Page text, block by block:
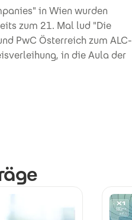
in Wien wurden
zum 21. Mal lud "Die
PwC Österreich zum ALC-
in die Aula der